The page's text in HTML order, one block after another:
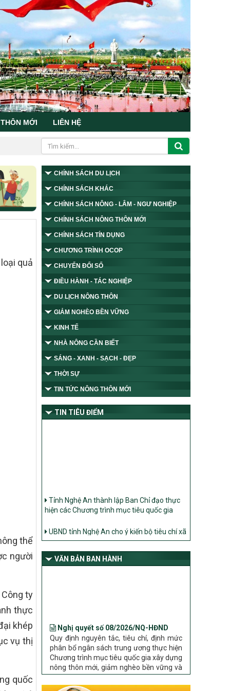
MỚI LIÊN HỆ
quả
thể
người
ty
thực
khép
vụ thị
quốc
CHÍNH SÁCH DU LỊCH
CHÍNH SÁCH KHÁC
CHÍNH SÁCH NÔNG - LÂM - NGƯ NGHIỆP
CHÍNH SÁCH NÔNG THÔN MỚI
CHÍNH SÁCH TÍN DỤNG
CHƯƠNG TRÌNH OCOP
CHUYỂN ĐỔI SỐ
ĐIỀU HÀNH - TÁC NGHIỆP
DU LỊCH NÔNG THÔN
GIẢM NGHÈO BỀN VỮNG
KINH TẾ
NHÀ NÔNG CẦN BIẾT
SÁNG - XANH - SẠCH - ĐẸP
THỜI SỰ
TIN TỨC NÔNG THÔN MỚI
TIN TIÊU ĐIỂM
hiện các Chương trình mục tiêu quốc gia
Nông thôn mới
Chỉ thị về đẩy mạnh thực hiện Chương trình
mục tiêu quốc gia xây dựng nông thôn mới,
tỉnh về tình hình thực hiện các Chương trình
mục tiêu quốc gia trên địa bàn
VĂN BẢN BAN HÀNH
Quy định nguyên tắc, tiêu chí, định mức
phân bổ ngân sách trung ương thực hiện
Chương trình mục tiêu quốc gia xây dựng
nông thôn mới, giảm nghèo bền vững và
phát triển kinh tế – xã hội vùng đồng bào
dân tộc thiểu số và miền núi giai đoạn